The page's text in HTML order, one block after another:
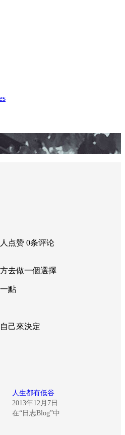
点赞 0条评论
去做一個選擇
點
己來決定
人生都有低谷
2013年12月7日
在“日志Blog”中